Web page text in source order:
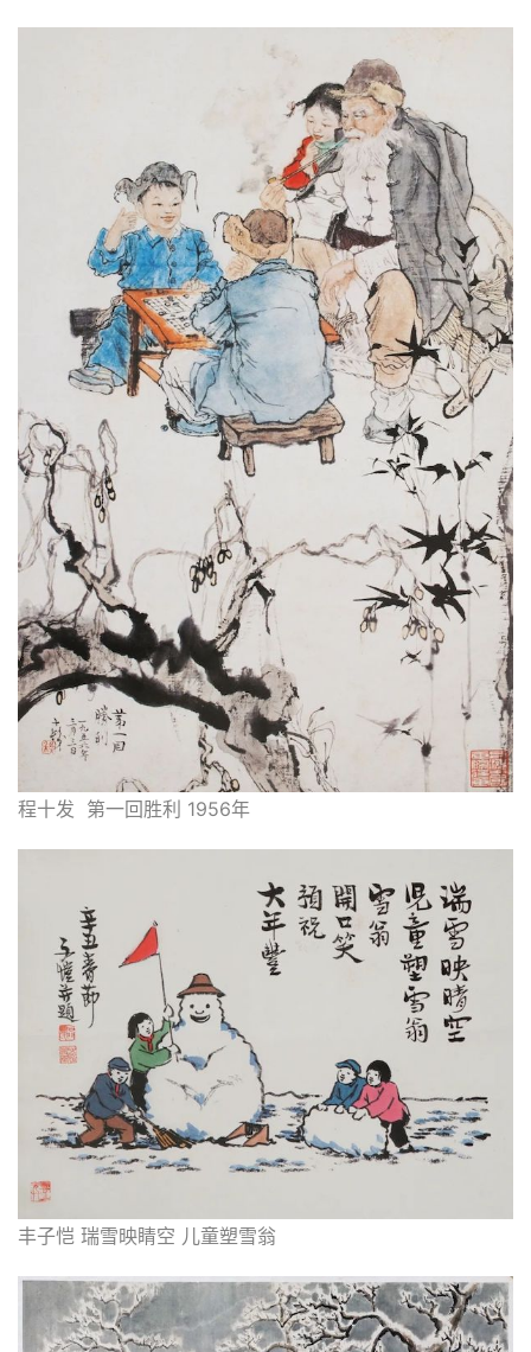
程十发  第一回胜利 1956年
丰子恺 瑞雪映睛空 儿童塑雪翁